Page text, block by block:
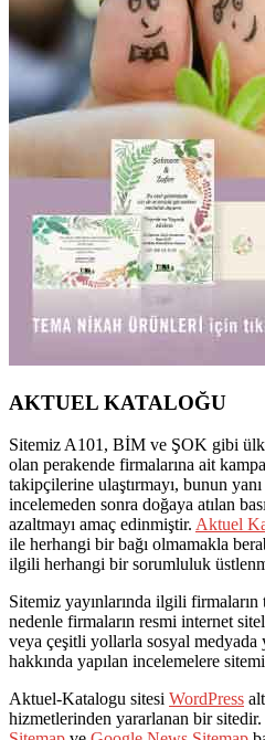
AKTUEL KATALOĞU
Sitemiz A101, BİM ve ŞOK gibi
olan perakende firmalarına ait
takipçilerine ulaştırmayı, bunun
incelemeden sonra doğaya atılan
azaltmayı amaç edinmiştir. Aktuel
ile herhangi bir bağı olmamakla
ilgili herhangi bir sorumluluk
Sitemiz yayınlarında ilgili firmaların
nedenle firmaların resmi internet
veya çeşitli yollarla sosyal medyada
hakkında yapılan incelemelere
Aktuel-Katalogu sitesi WordPress
hizmetlerinden yararlanan bir sitedir.